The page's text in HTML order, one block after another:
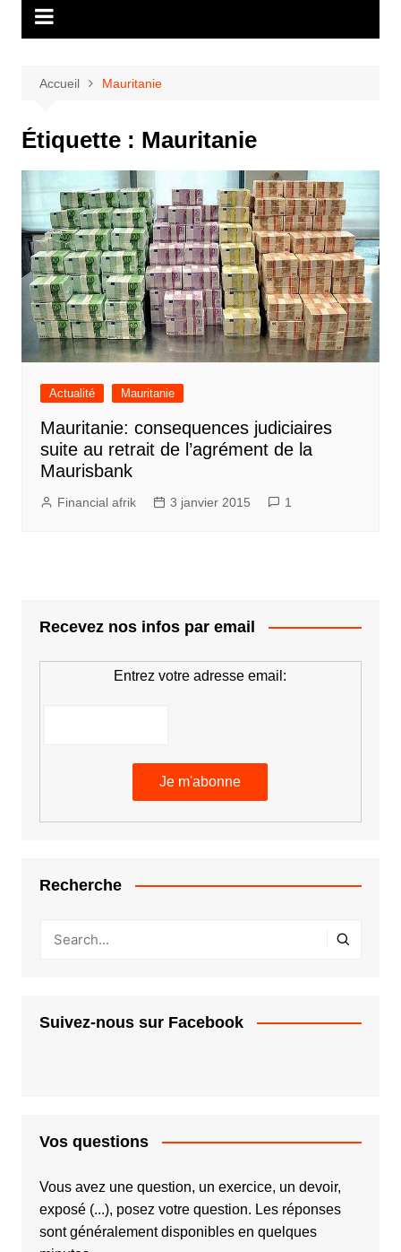
Accueil Mauritanie
Étiquette : Mauritanie
Actualité Mauritanie
Mauritanie: consequences judiciaires
suite au retrait de l’agrément de la
Maurisbank
Financial afrik 3 janvier 2015 1
Recevez nos infos par email
Entrez votre adresse email:
Recherche
Suivez-nous sur Facebook
Vos questions
Vous avez une question, un exercice, un devoir,
exposé (...), posez votre question. Les réponses
sont généralement disponibles en quelques